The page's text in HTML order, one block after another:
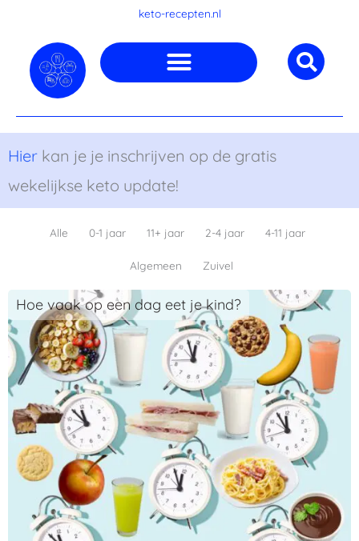
inhoud
keto-recepten.nl
Hier kan je je inschrijven op de gratis
wekelijkse keto update!
Alle 0-1 jaar 11+ jaar 2-4 jaar 4-11 jaar
Algemeen Zuivel
Hoe vaak op een dag eet je kind?